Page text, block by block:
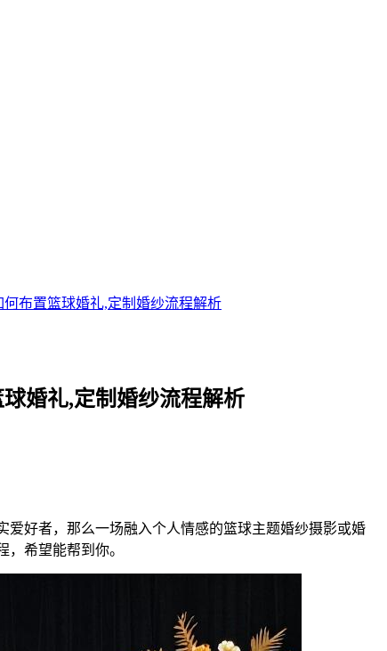
布置篮球婚礼,定制婚纱流程解析
婚礼,定制婚纱流程解析
好者，那么一场融入个人情感的篮球主题婚纱摄影或婚
希望能帮到你。